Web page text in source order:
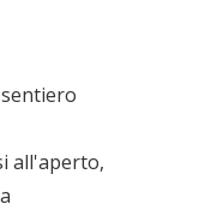
all'aperto,